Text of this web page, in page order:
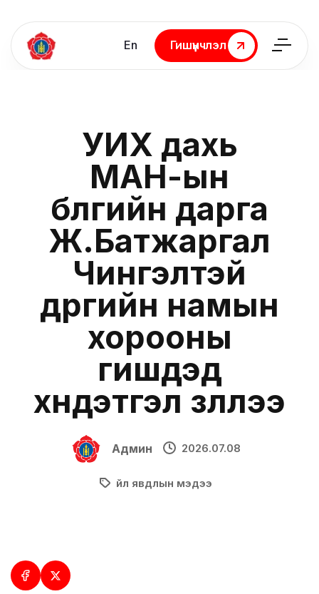
En
Гишүүнчлэл
Гишүүнчлэл
УИХ дахь
МАН-ын
бүлгийн дарга
Ж.Батжаргал
Чингэлтэй
дүүргийн намын
хорооны
гишүүдэд
хүндэтгэл үзүүллээ
Админ 2026.07.08
Үйл явдлын мэдээ